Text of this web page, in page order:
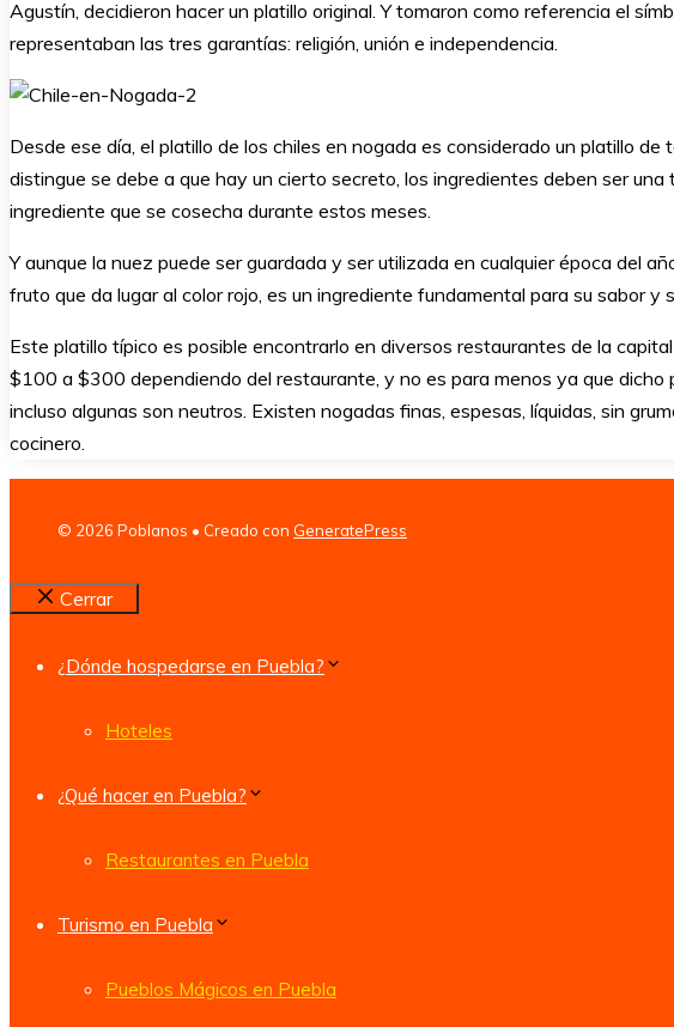
Agustín, decidieron hacer un platillo original. Y tomaron como referencia el
representaban las tres garantías: religión, unión e independencia.
Desde ese día, el platillo de los chiles en nogada es considerado un platillo
distingue se debe a que hay un cierto secreto, los ingredientes deben ser
ingrediente que se cosecha durante estos meses.
Y aunque la nuez puede ser guardada y ser utilizada en cualquier época del
fruto que da lugar al color rojo, es un ingrediente fundamental para su sabor y
Este platillo típico es posible encontrarlo en diversos restaurantes de la
$100 a $300 dependiendo del restaurante, y no es para menos ya que
incluso algunas son neutros. Existen nogadas finas, espesas, líquidas, sin
cocinero.
© 2026 Poblanos • Creado con GeneratePress
Cerrar
¿Dónde hospedarse en Puebla?
Hoteles
¿Qué hacer en Puebla?
Restaurantes en Puebla
Turismo en Puebla
Pueblos Mágicos en Puebla